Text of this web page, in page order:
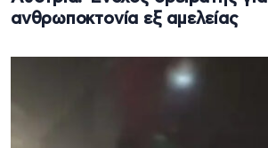
ανθρωποκτονία εξ αμελείας